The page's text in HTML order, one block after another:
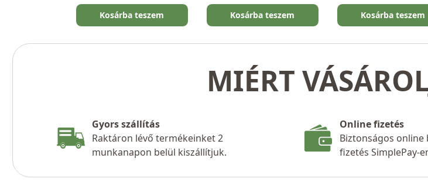
Kosárba teszem Kosárba teszem Kosárba teszem
MIÉRT
Gyors szállítás
Raktáron lévő termékeinket 2
munkanapon belül kiszállítjuk.
Online fizetés
Biztonságos online
fizetés SimplePay-